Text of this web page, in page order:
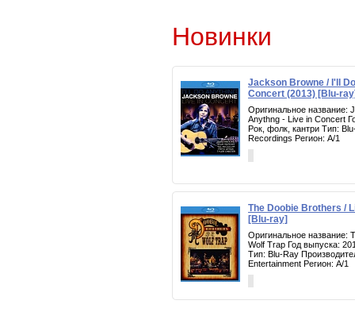
Новинки
Jackson Browne / I'll
Concert (2013) [Blu-
Оригинальное название:
Anythng - Live in Concert
Рок, фолк, кантри Тип:
Recordings Регион: A/1
The Doobie Brothers /
[Blu-ray]
Оригинальное название:
Wolf Trap Год выпуска:
Тип: Blu-Ray
Entertainment Регион: A/1